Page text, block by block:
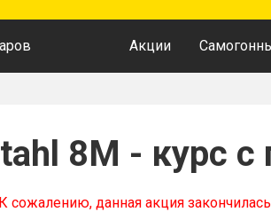
Акции
8M - курс
сожалению, данная акция